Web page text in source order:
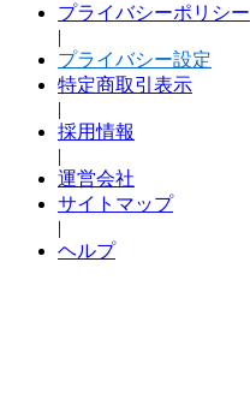
プライバシーポリシー
|
プライバシー設定
特定商取引表示
|
採用情報
|
運営会社
サイトマップ
|
ヘルプ